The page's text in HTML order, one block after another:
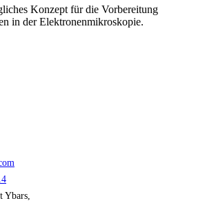
Konzept für die Vorbereitung
in der Elektronenmikroskopie.
Ybars,